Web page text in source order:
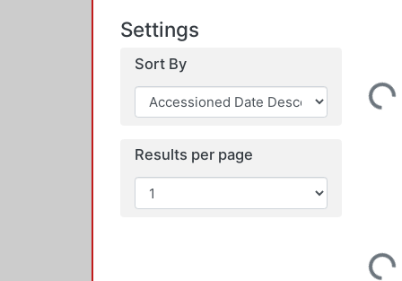
Settings
Sort By
Results per page
Loading...
Loading...